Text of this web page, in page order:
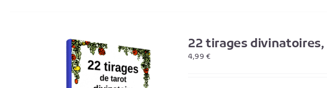
22 tirages divinatoires,
4,99€